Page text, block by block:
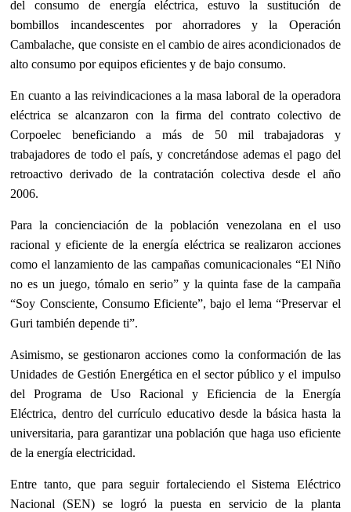
del consumo de energía eléctrica, estuvo
la sustitución de
bombillos incandescentes por ahorradores y la Operación
Cambalache, que consiste en el cambio de aires acondicionados de
alto consumo por equipos eficientes y de bajo consumo.
En cuanto a las reivindicaciones a la masa laboral de la operadora
eléctrica
se alcanzaron con la firma del contrato colectivo de
Corpoelec beneficiando a más de 50 mil trabajadoras y
trabajadores de todo el país, y concretándose ademas el pago del
retroactivo derivado de la contratación colectiva desde el año
2006.
Para la concienciación de la población venezolana en el uso
racional y eficiente de la energía eléctrica se realizaron acciones
como el lanzamiento de las campañas comunicacionales “El Niño
no es un juego, tómalo en serio” y la quinta fase de la campaña
“Soy Consciente, Consumo Eficiente”, bajo el lema “Preservar el
Guri también depende ti”.
Asimismo, se gestionaron acciones como la conformación de las
Unidades de Gestión Energética en el sector público y el impulso
del Programa de Uso Racional y Eficiencia de la Energía
Eléctrica, dentro del currículo educativo desde la básica hasta la
universitaria, para garantizar una población que haga uso eficiente
de la energía electricidad.
Entre tanto, que para seguir fortaleciendo el Sistema Eléctrico
Nacional (SEN) se logró la puesta en servicio de la planta